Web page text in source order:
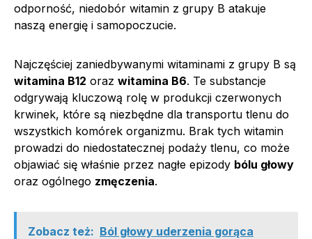
odporność, niedobór witamin z grupy B atakuje
naszą energię i samopoczucie.
Najczęściej zaniedbywanymi witaminami z grupy B są
witamina B12 oraz witamina B6. Te substancje
odgrywają kluczową rolę w produkcji czerwonych
krwinek, które są niezbędne dla transportu tlenu do
wszystkich komórek organizmu. Brak tych witamin
prowadzi do niedostatecznej podaży tlenu, co może
objawiać się właśnie przez nagłe epizody bólu głowy
oraz ogólnego zmęczenia.
Zobacz też: Ból głowy uderzenia gorąca